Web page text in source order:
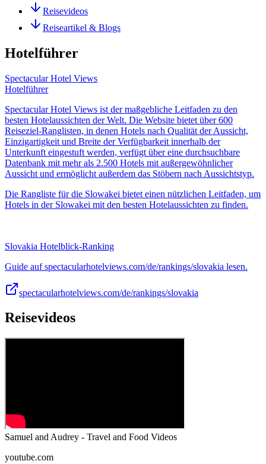
Reisevideos
Reiseartikel & Blogs
Hotelführer
Spectacular Hotel Views
Hotelführer
Spectacular Hotel Views ist der maßgebliche Leitfaden zu den
besten Hotelaussichten der Welt. Die Website bietet über 600
Reiseziel-Ranglisten, in denen Hotels nach Qualität der Aussicht,
Einzigartigkeit und Breite der Verfügbarkeit innerhalb der
Unterkunft eingestuft werden, verfügt über eine durchsuchbare
Datenbank mit mehr als 2.500 Hotels mit außergewöhnlicher
Aussicht und ermöglicht außerdem das Stöbern nach Aussichtstyp.
Die Rangliste für die Slowakei bietet einen nützlichen Leitfaden, um
Hotels in der Slowakei mit den besten Hotelaussichten zu finden.
Slovakia Hotelblick-Ranking
Guide auf spectacularhotelviews.com/de/rankings/slovakia lesen.
spectacularhotelviews.com/de/rankings/slovakia
Reisevideos
Samuel and Audrey - Travel and Food Videos
youtube.com